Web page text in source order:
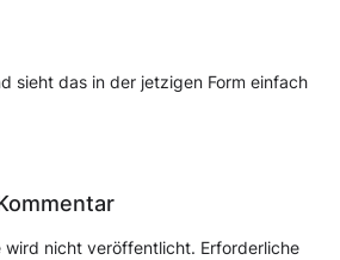
sieht das in der jetzigen Form einfach
wird nicht veröffentlicht. Erforderliche